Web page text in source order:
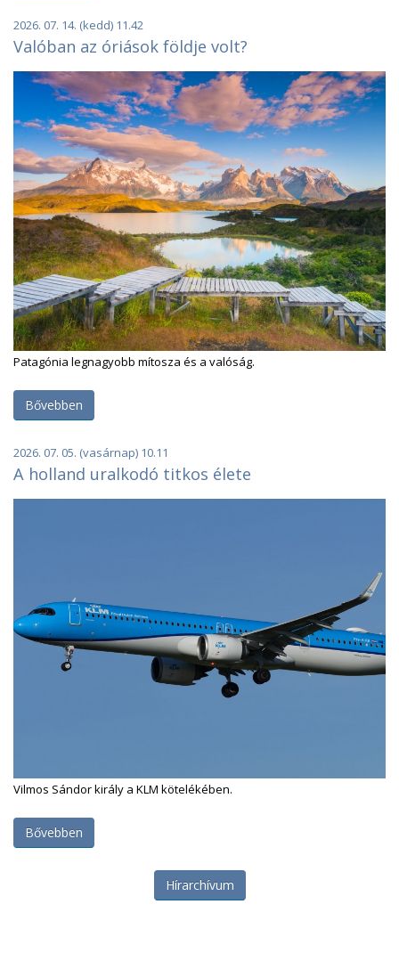
2026. 07. 14. (kedd) 11.42
Valóban az óriások földje volt?
Patagónia legnagyobb mítosza és a valóság.
Bővebben
2026. 07. 05. (vasárnap) 10.11
A holland uralkodó titkos élete
Vilmos Sándor király a KLM kötelékében.
Bővebben
Hírarchívum